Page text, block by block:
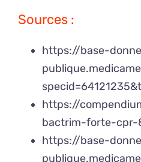
Sources :
https://base-
https://
bactrim-forte-cpr-
https://base-